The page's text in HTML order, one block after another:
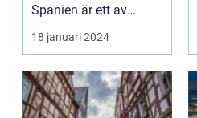
Spanien är ett av
Europas mest
populära ...
18 januari 2024